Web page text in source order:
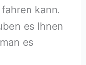
kann.
es Ihnen
es